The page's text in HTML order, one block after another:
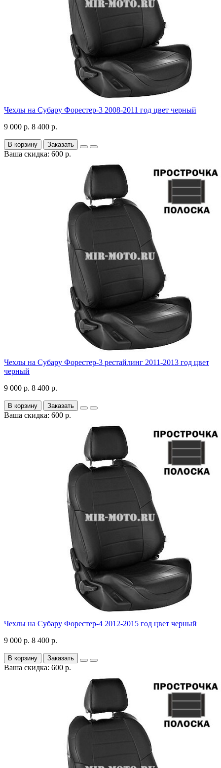
Чехлы на Субару Форестер-3 2008-2011 год цвет черный
9 000 р. 8 400 р.
В корзину Заказать
Ваша скидка: 600 р.
Чехлы на Субару Форестер-3 рестайлинг 2011-2013 год цвет
черный
9 000 р. 8 400 р.
В корзину Заказать
Ваша скидка: 600 р.
Чехлы на Субару Форестер-4 2012-2015 год цвет черный
9 000 р. 8 400 р.
В корзину Заказать
Ваша скидка: 600 р.